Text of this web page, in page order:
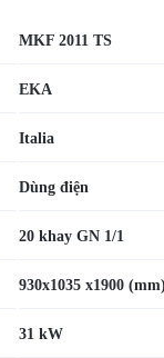
MKF 2011 TS
EKA
Italia
Dùng điện
20 khay GN 1/1
930x1035 x1900
31 kW